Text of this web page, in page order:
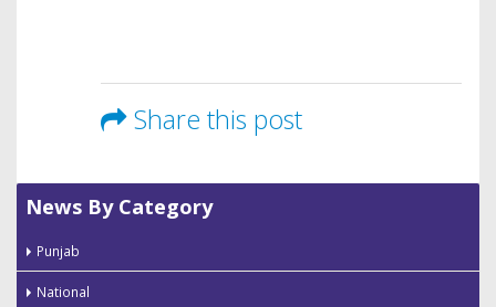
Share this post
News By Category
Punjab
National